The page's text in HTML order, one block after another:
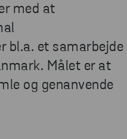
med at
bl.a. et samarbejde
Målet er at
og genanvende